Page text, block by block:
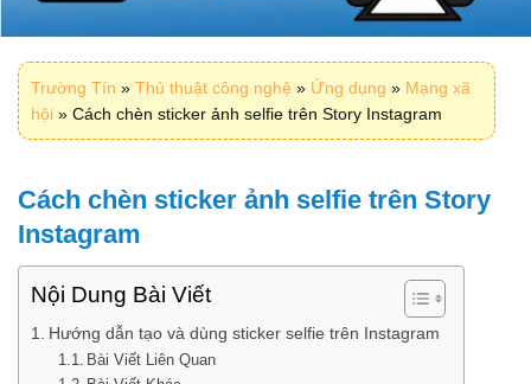
Trường Tín » Thủ thuật công nghệ » Ứng dụng » Mạng xã
hội » Cách chèn sticker ảnh selfie trên Story Instagram
Cách chèn sticker ảnh selfie trên Story
Instagram
Nội Dung Bài Viết
Hướng dẫn tạo và dùng sticker selfie trên Instagram
Bài Viết Liên Quan